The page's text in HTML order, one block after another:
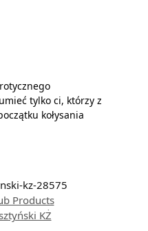
tylko ci, którzy z
kołysania
kz-28575
Products
KŻ